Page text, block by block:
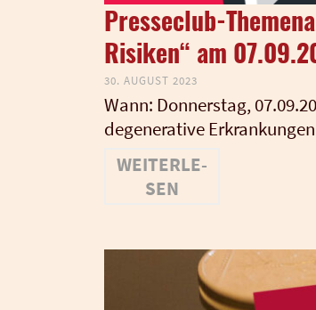
Presseclub-
Risiken“ am
30. AUGUST 2023
Wann: Don­ners­tag,
de­ge­nera­ti­ve
WEI­TER­LE­
SEN